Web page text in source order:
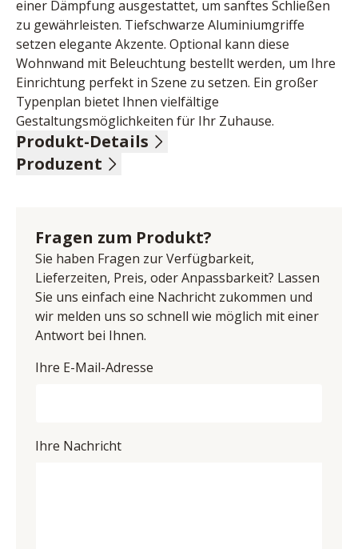
einer Dämpfung ausgestattet, um sanftes Schließen
zu gewährleisten. Tiefschwarze Aluminiumgriffe
setzen elegante Akzente. Optional kann diese
Wohnwand mit Beleuchtung bestellt werden, um Ihre
Einrichtung perfekt in Szene zu setzen. Ein großer
Typenplan bietet Ihnen vielfältige
Gestaltungsmöglichkeiten für Ihr Zuhause.
Produkt-Details
Front Wildeiche Bianco massiv gebürstet,
mit Dämpfung, Griffe Aluminium tiefschwarz, ohne
Beleuchtung, BHT ca. 310/207/50 cm
Produzent
UID (Umsatzsteuer-Identifikationsnummer): DE
311903185
Fragen zum Produkt?
Sie haben Fragen zur Verfügbarkeit,
Lieferzeiten, Preis, oder Anpassbarkeit? Lassen
Sie uns einfach eine Nachricht zukommen und
wir melden uns so schnell wie möglich mit einer
Antwort bei Ihnen.
Ihre E-Mail-Adresse
Ihre Nachricht